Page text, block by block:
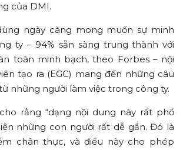
của DMI.
ngày càng mong muốn sự minh
ty – 94% sẵn sàng trung thành với
toàn minh bạch, theo Forbes – nội
tạo ra (EGC) mang đến những câu
những người làm việc trong công ty.
rằng “dạng nội dung này rất phổ
những con người rất dễ gần. Đó là
chân thực, và điều này cho phép